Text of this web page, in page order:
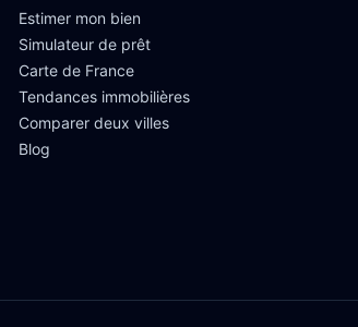
Estimer mon bien
Simulateur de prêt
Carte de France
Tendances immobilières
Comparer deux villes
Blog